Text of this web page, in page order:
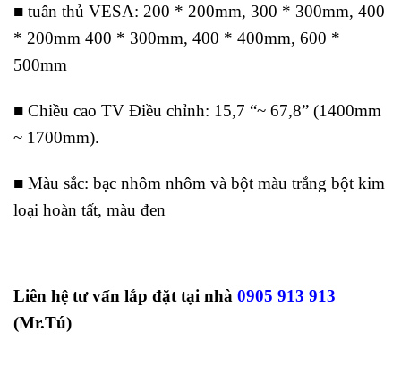
■ tuân thủ VESA: 200 * 200mm, 300 * 300mm, 400
* 200mm 400 * 300mm, 400 * 400mm, 600 *
500mm
■ Chiều cao TV Điều chỉnh: 15,7 “~ 67,8” (1400mm
~ 1700mm).
■ Màu sắc: bạc nhôm nhôm và bột màu trắng bột kim
loại hoàn tất, màu đen
Liên hệ tư vấn lắp đặt tại nhà 0905 913 913
(Mr.Tú)